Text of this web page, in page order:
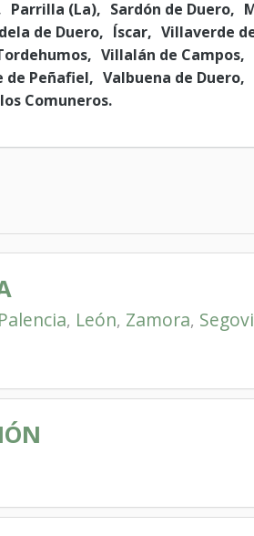
Parrilla (La) Sardón de Duero
de Duero Íscar
Villaverde
Villalán de Campos
de Peñafiel Valbuena de Duero
Comuneros
Palencia, León, Zamora,